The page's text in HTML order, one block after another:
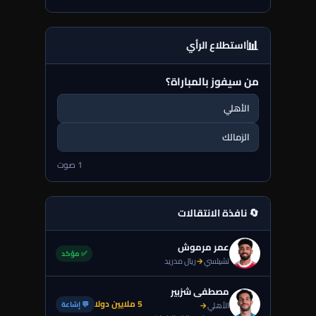
📊استطلاع الرأي
من سيفوز بالمباراة؟
الأهلي
الزمالك
1 صوت
🔄 نافذة الانتقالات
عمر مرموش
تشيلسي→ريال مدريد
✅ مؤكد
مصطفى شزبير
الأهلي→
5 ملايين دولا 💬 إشاعة